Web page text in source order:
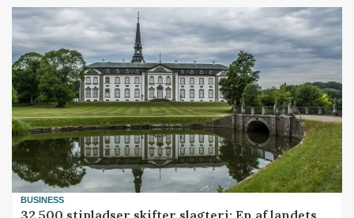
BUSINESS
32.500 stipladser skifter slagteri: En af landets